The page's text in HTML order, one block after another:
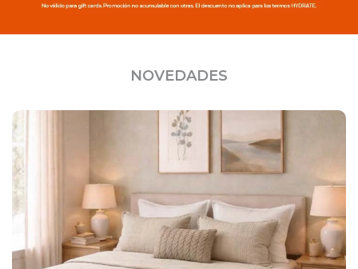
NOVEDADES